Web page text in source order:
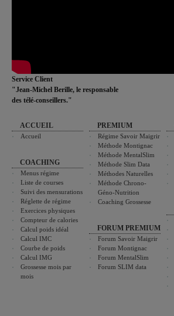
Service Client
"Jean-Michel Berille, le responsable
des télé-conseillers."
ACCUEIL
Accueil
COACHING
Menus régime
Liste de courses
Suivi des mensurations
Réglette de régime
Exercices physiques
Compteur de calories
Calcul poids idéal
Calcul IMC
Courbe de poids
Calcul IMG
Grossesse mois par
mois
PREMIUM
Régime Savoir Maigrir
Méthode Montignac
Méthode MentalSlim
Méthode Slim Data
Méthodes Naturelles
Méthode Chrono-
Géno-Nutrition
Coaching Grossesse
FORUM PREMIUM
Forum Savoir Maigrir
Forum Montignac
Forum MentalSlim
Forum SLIM data